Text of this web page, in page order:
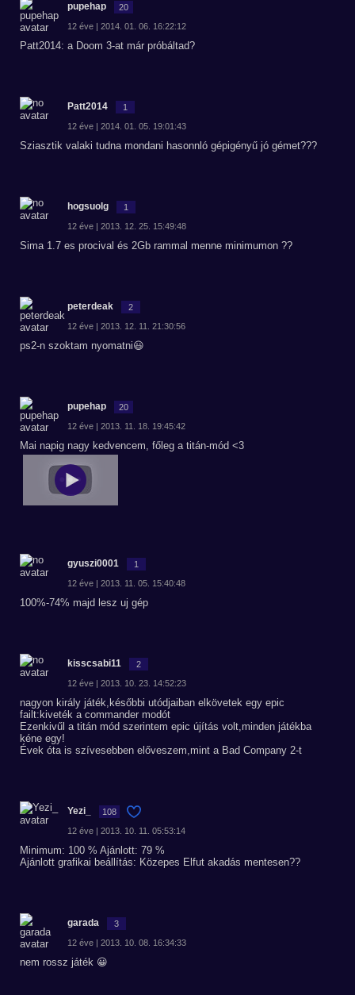
pupehap 20
12 éve | 2014. 01. 06. 16:22:12
Patt2014: a Doom 3-at már próbáltad?
Patt2014 1
12 éve | 2014. 01. 05. 19:01:43
Sziasztik valaki tudna mondani hasonnló gépigényű jó gémet???
hogsuolg 1
12 éve | 2013. 12. 25. 15:49:48
Sima 1.7 es procival és 2Gb rammal menne minimumon ??
peterdeak 2
12 éve | 2013. 12. 11. 21:30:56
ps2-n szoktam nyomatni😃
pupehap 20
12 éve | 2013. 11. 18. 19:45:42
Mai napig nagy kedvencem, főleg a titán-mód <3
gyuszi0001 1
12 éve | 2013. 11. 05. 15:40:48
100%-74% majd lesz uj gép
kisscsabi11 2
12 éve | 2013. 10. 23. 14:52:23
nagyon király játék,későbbi utódjaiban elkövetek egy epic
failt:kiveték a commander modót
Ezenkivűl a titán mód szerintem epic újítás volt,minden játékba
kéne egy!
Évek óta is szívesebben előveszem,mint a Bad Company 2-t
Yezi_ 108
12 éve | 2013. 10. 11. 05:53:14
Minimum: 100 % Ajánlott: 79 %
Ajánlott grafikai beállítás: Közepes Elfut akadás mentesen??
garada 3
12 éve | 2013. 10. 08. 16:34:33
nem rossz játék 😀